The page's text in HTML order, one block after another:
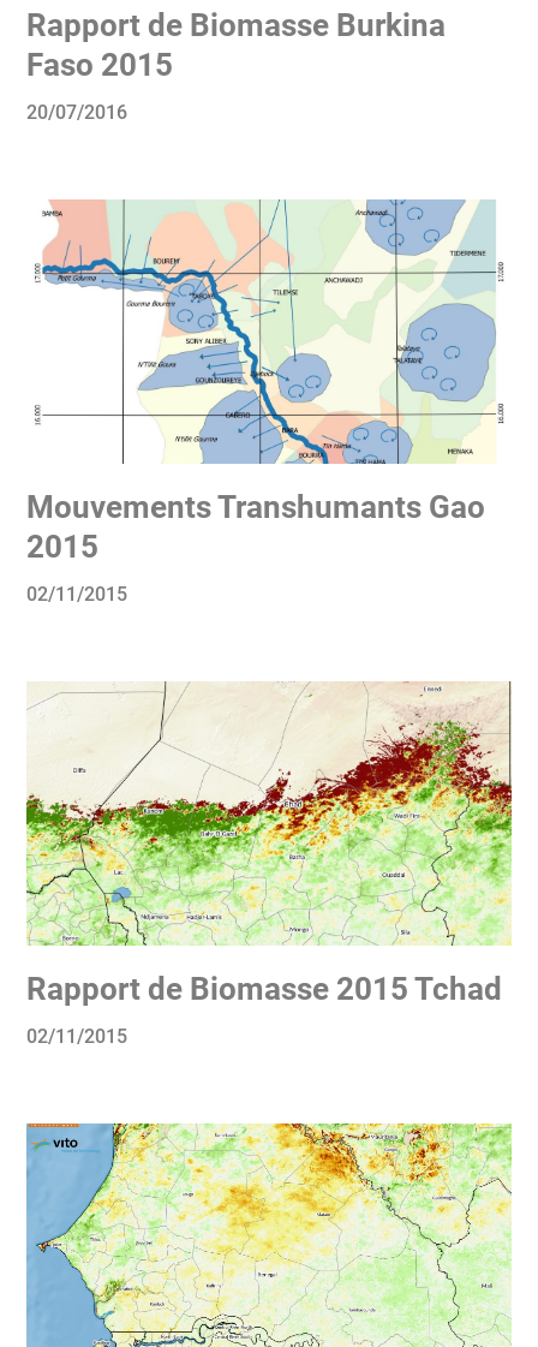
Rapport de Biomasse Burkina
Faso 2015
20/07/2016
Mouvements Transhumants Gao
2015
02/11/2015
Rapport de Biomasse 2015 Tchad
02/11/2015